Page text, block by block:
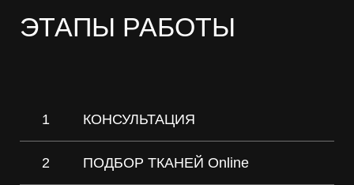
ЭТАПЫ РАБОТЫ
1 КОНСУЛЬТАЦИЯ
2 ПОДБОР ТКАНЕЙ Online